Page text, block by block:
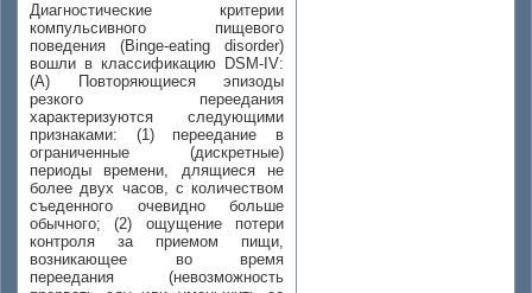
Диагностические критерии
компульсивного пищевого
поведения (Binge-eating disorder)
вошли в классификацию DSM-IV:
(A) Повторяющиеся эпизоды
резкого переедания
характеризуются следующими
признаками: (1) переедание в
ограниченные (дискретные)
периоды времени, длящиеся не
более двух часов, с количеством
съеденного очевидно больше
обычного; (2) ощущение потери
контроля за приемом пищи,
возникающее во время
переедания (невозможность